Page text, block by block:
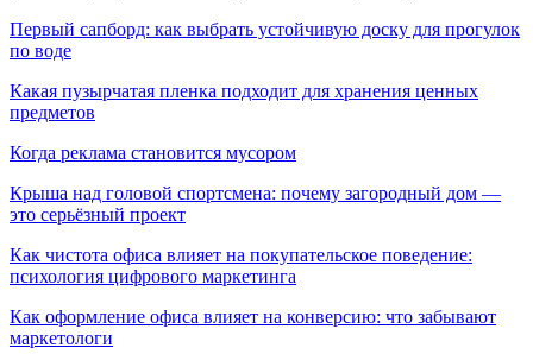
Первый сапборд: как выбрать устойчивую доску для прогулок
по воде
Какая пузырчатая пленка подходит для хранения ценных
предметов
Когда реклама становится мусором
Крыша над головой спортсмена: почему загородный дом —
это серьёзный проект
Как чистота офиса влияет на покупательское поведение:
психология цифрового маркетинга
Как оформление офиса влияет на конверсию: что забывают
маркетологи